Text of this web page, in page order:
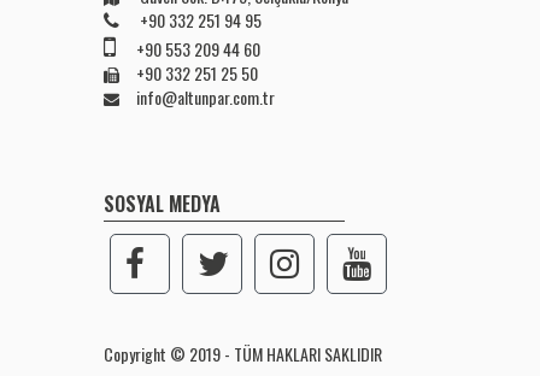
+90 332 251 94 95
+90 553 209 44 60
+90 332 251 25 50
info@altunpar.com.tr
SOSYAL MEDYA
Copyright © 2019 - TÜM HAKLARI SAKLIDIR